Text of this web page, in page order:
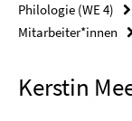
Philologie (WE 4)
Mitarbeiter*innen
Kerstin